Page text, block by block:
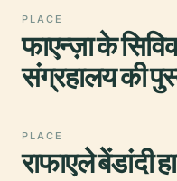
PLACE
फाएन्ज़ा के
संग्रहालय की
PLACE
राफाएले बेंडांदी